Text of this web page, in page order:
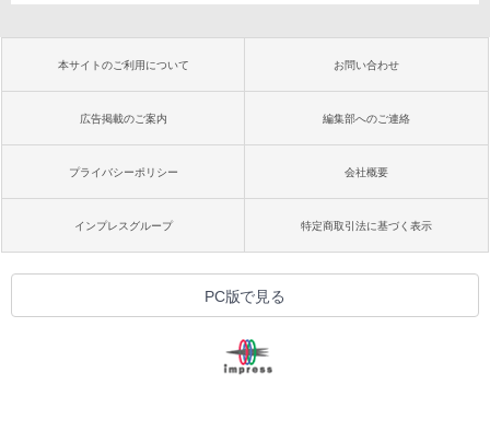
本サイトのご利用について お問い合わせ
広告掲載のご案内 編集部へのご連絡
プライバシーポリシー 会社概要
インプレスグループ 特定商取引法に基づく表示
PC版で見る